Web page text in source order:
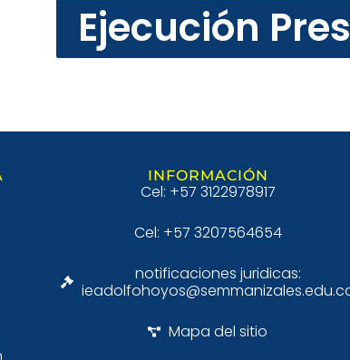
Ejecución
INFORMACIÓN
Cel: +57 3122978917
Cel: +57 3207564654
notificaciones juridicas:
Mapa del sitio